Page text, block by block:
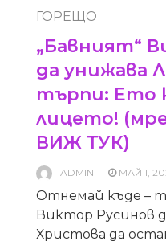
ГОРЕЩО
„Бавният“
да унижава
търпи: Ето
лицето!
ВИЖ ТУК)
ADMIN МАЙ 1,
Отнемай къде –
Виктор Русинов
Христова да